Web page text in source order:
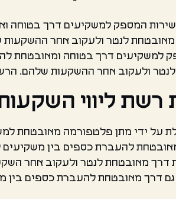
שירות המספק למשקיעים דרך
לנטר ולעקוב אחר
למשקיעים דרך בטוחה
ולעקוב אחר ההשקעות שלהם.
רשת ליווי
על ידי מתן פלטפורמה מאובטחת
להעברת כספים בין
דרך מאובטחת לנטר ולעקוב אחר
גם דרך מאובטחת להעברת כספים